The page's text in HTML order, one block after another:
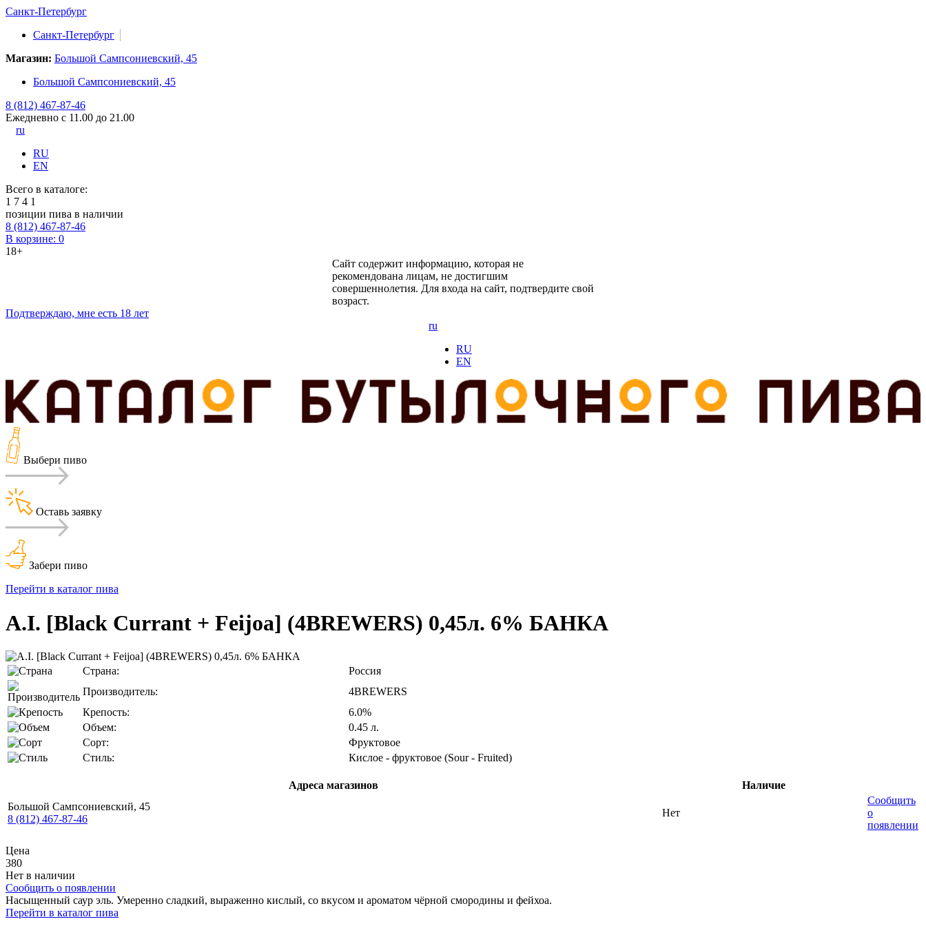
Санкт-Петербург
Санкт-Петербург
Магазин: Большой Сампсониевский, 45
Большой Сампсониевский, 45
8 (812) 467-87-46
Ежедневно с 11.00 до 21.00
ru
RU
EN
Всего в каталоге:
1 7 4 1
позиции пива в наличии
8 (812) 467-87-46
В корзине: 0
18+
Сайт содержит информацию, которая не
рекомендована лицам, не достигшим
совершеннолетия. Для входа на сайт, подтвердите свой
возраст.
Подтверждаю, мне есть 18 лет
ru
RU
EN
Выбери пиво
Оставь заявку
Забери пиво
Перейти в каталог пива
A.I. [Black Currant + Feijoa] (4BREWERS) 0,45л. 6% БАНКА
Страна:
Россия
Производитель:
4BREWERS
Крепость:
6.0%
Объем:
0.45 л.
Сорт:
Фруктовое
Стиль:
Кислое - фруктовое (Sour - Fruited)
Адреса магазинов
Наличие
Большой Сампсониевский, 45
8 (812) 467-87-46
Нет
Сообщить
о
появлении
Цена
380
Нет в наличии
Сообщить о появлении
Насыщенный саур эль. Умеренно сладкий, выраженно кислый, со вкусом и ароматом чёрной смородины и фейхоа.
Перейти в каталог пива